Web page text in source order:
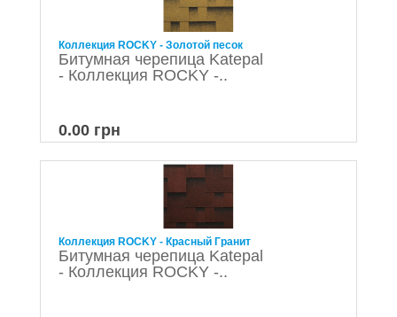
Коллекция ROCKY - Золотой песок
Битумная черепица Katepal
- Коллекция ROCKY -..
0.00 грн
Коллекция ROCKY - Красный Гранит
Битумная черепица Katepal
- Коллекция ROCKY -..